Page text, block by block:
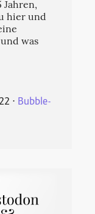
hier und
was
⋅ Bubble-